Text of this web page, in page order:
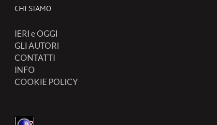
CHI SIAMO
IERI e OGGI
GLI AUTORI
CONTATTI
INFO
COOKIE POLICY